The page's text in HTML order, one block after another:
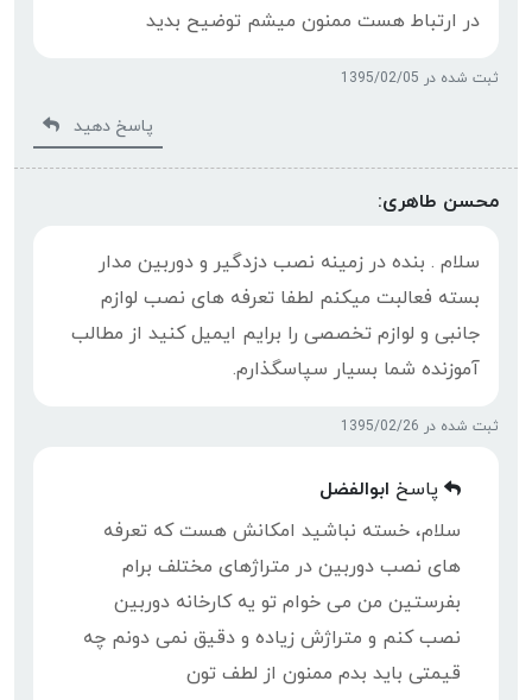
در ارتباط هست ممنون میشم توضیح بدید
ثبت شده در 1395/02/05
پاسخ دهید
محسن طاهری:
سلام . بنده در زمینه نصب دزدگیر و دوربین مدار
بسته فعالبت میکنم لطفا تعرفه های نصب لوازم
جانبی و لوازم تخصصی را برایم ایمیل کنید از مطالب
آموزنده شما بسیار سپاسگذارم.
ثبت شده در 1395/02/26
پاسخ ابوالفضل
سلام، خسته نباشید امکانش هست که تعرفه
های نصب دوربین در متراژهای مختلف برام
بفرستین من می خوام تو یه کارخانه دوربین
نصب کنم و متراژش زیاده و دقیق نمی دونم چه
قیمتی باید بدم ممنون از لطف تون